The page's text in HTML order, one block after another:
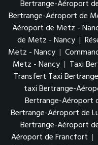
Bertrange-Aéroport
Bertrange-Aéroport de
Aéroport de Metz -
de Metz - Nancy |
Metz - Nancy |
Metz - Nancy | Taxi
Transfert Taxi
taxi Bertrange-
Bertrange-Aéroport
Bertrange-Aéroport de
Bertrange-Aéroport
Aéroport de Francfort |